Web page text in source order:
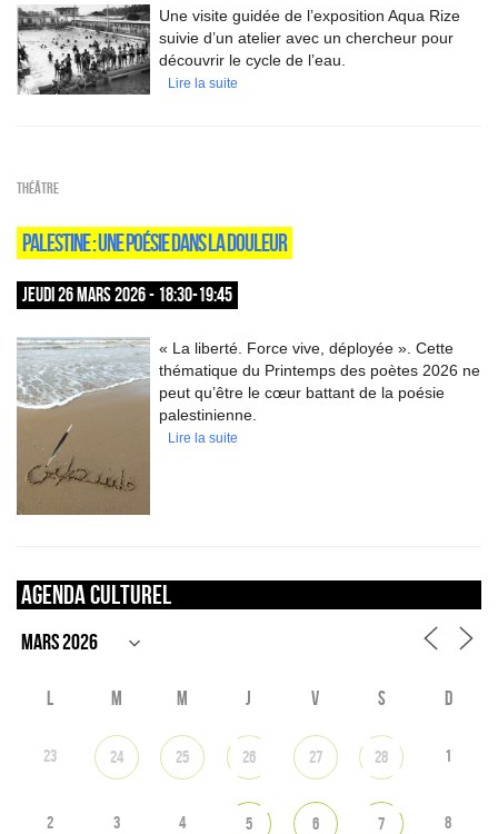
Une visite guidée de l’exposition Aqua Rize
suivie d’un atelier avec un chercheur pour
découvrir le cycle de l’eau.
Lire la suite
Théâtre
PALESTINE : UNE POÉSIE DANS LA DOULEUR
JEUDI 26 MARS 2026 - 18:30-19:45
« La liberté. Force vive, déployée ». Cette
thématique du Printemps des poètes 2026 ne
peut qu’être le cœur battant de la poésie
palestinienne.
Lire la suite
Agenda culturel
L M M J V S D
23 24 25 26 27 28 1
2 3 4 5 6 7 8